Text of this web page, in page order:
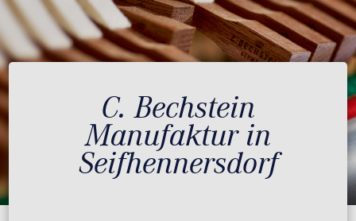
C. Bechstein
Manufaktur in
Seifhennersdorf